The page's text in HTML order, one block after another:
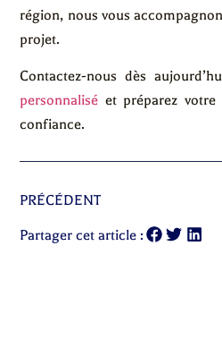
région, nous vous
projet.
Contactez-nous dès
personnalisé et préparez votre
confiance.
PRÉCÉDENT
Partager cet article :